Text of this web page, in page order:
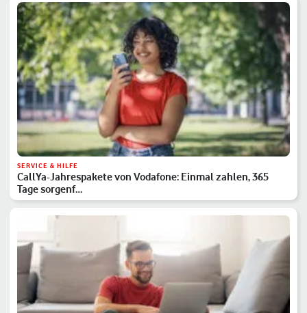
SERVICE & HILFE
CallYa-Jahrespakete von Vodafone: Einmal zahlen, 365
Tage sorgenf…